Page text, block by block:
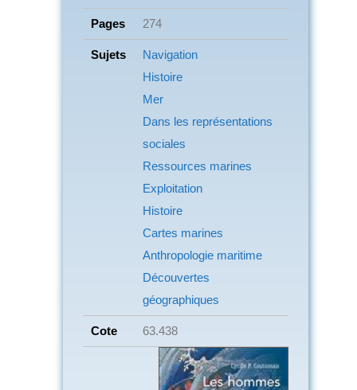
Pages 274
Sujets
Navigation
Histoire
Mer
Dans les représentations
sociales
Ressources marines
Exploitation
Histoire
Cartes marines
Anthropologie maritime
Découvertes
géographiques
Cote 63.438